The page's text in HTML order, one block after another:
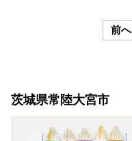
前へ
茨城県常陸大宮市